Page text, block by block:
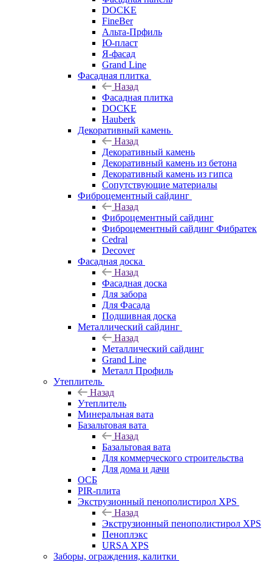
DOCKE
FineBer
Альта-Прфиль
Ю-пласт
Я-фасад
Grand Line
Фасадная плитка
Назад
Фасадная плитка
DOCKE
Hauberk
Декоративный камень
Назад
Декоративный камень
Декоративный камень из бетона
Декоративный камень из гипса
Сопутствующие материалы
Фиброцементный сайдинг
Назад
Фиброцементный сайдинг
Фиброцементный сайдинг Фибратек
Cedral
Decover
Фасадная доска
Назад
Фасадная доска
Для забора
Для Фасада
Подшивная доска
Металлический сайдинг
Назад
Металлический сайдинг
Grand Line
Металл Профиль
Утеплитель
Назад
Утеплитель
Минеральная вата
Базальтовая вата
Назад
Базальтовая вата
Для коммерческого строительства
Для дома и дачи
ОСБ
PIR-плита
Экструзионный пенополистирол XPS
Назад
Экструзионный пенополистирол XPS
Пеноплэкс
URSA XPS
Заборы, ограждения, калитки